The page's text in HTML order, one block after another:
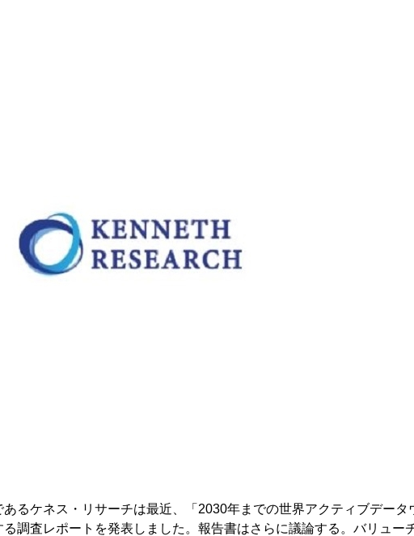
るケネス・リサーチは最近、「2030年までの世界アクティブデータ
調査レポートを発表しました。報告書はさらに議論する。バリュー